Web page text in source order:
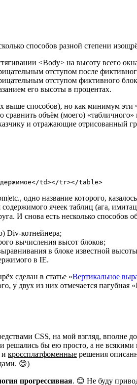
способов разной степени
<Body> на высоту всего
отступом после
отступом фиктивного
его высоты в процентах.
выше способов), но как минимум эти
объём (моего)
и отражающие отрисованный
td></tr></table>
одно название которого,
ячеек таблиц (ага,
И снова есть несколько способов
Div-котнейнера;
вычисления высот блоков;
в блоке известной
в IE.
сделан в статье «Вертикальное
у двух из них отмечается
CSS, на мой взгляд, вполне
решались бы ею просто, а не
и кроссплатфоменные решения
😊)
прогрессивная. 😊 Не буду